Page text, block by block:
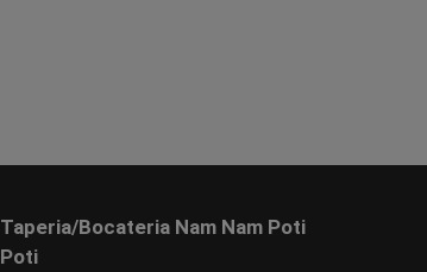
Taperia/Bocateria Nam Nam Poti
Poti